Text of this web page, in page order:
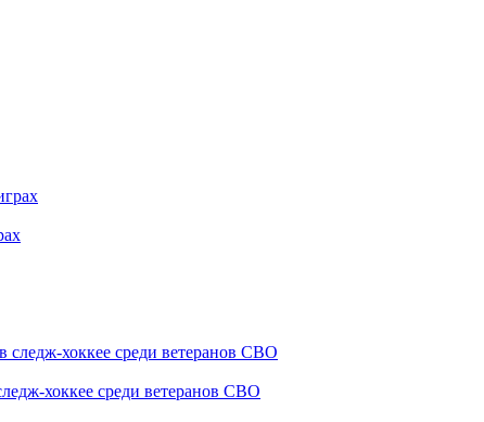
хоккее среди ветеранов СВО